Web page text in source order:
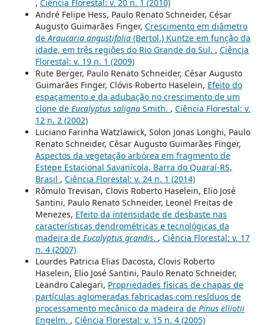
, Ciência Florestal: v. 20 n. 1 (2010)
André Felipe Hess, Paulo Renato Schneider, César
Augusto Guimarães Finger, Crescimento em diâmetro
de Araucaria angustifolia(Bertol.) Kuntze em função da
idade, em três regiões do Rio Grande do Sul. , Ciência
Florestal: v. 19 n. 1 (2009)
Rute Berger, Paulo Renato Schneider, César Augusto
Guimarães Finger, Clóvis Roberto Haselein, Efeito do
espaçamento e da adubação no crescimento de um
clone de Eucalyptus salignaSmith. , Ciência Florestal: v.
12 n. 2 (2002)
Luciano Farinha Watzlawick, Solon Jonas Longhi, Paulo
Renato Schneider, César Augusto Guimarães Finger,
Aspectos da vegetação arbórea em fragmento de
Estepe Estacional Savanícola, Barra do Quaraí-RS,
Brasil , Ciência Florestal: v. 24 n. 1 (2014)
Rômulo Trevisan, Clovis Roberto Haselein, Elio José
Santini, Paulo Renato Schneider, Leonel Freitas de
Menezes, Efeito da intensidade de desbaste nas
características dendrométricas e tecnológicas da
madeira de Eucalyptus grandis. , Ciência Florestal: v. 17
n. 4 (2007)
Lourdes Patricia Elias Dacosta, Clovis Roberto
Haselein, Elio José Santini, Paulo Renato Schneider,
Leandro Calegari, Propriedades físicas de chapas de
partículas aglomeradas fabricadas com resíduos de
processamento mecânico da madeira de Pinus elliotii
Engelm. , Ciência Florestal: v. 15 n. 4 (2005)